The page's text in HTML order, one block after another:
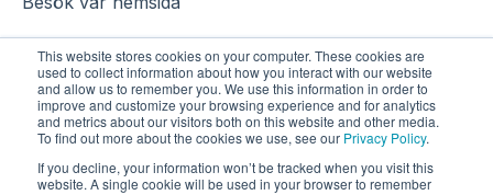
This website stores cookies on your computer. These cookies are
used to collect information about how you interact with our website
and allow us to remember you. We use this information in order to
improve and customize your browsing experience and for analytics
and metrics about our visitors both on this website and other media.
To find out more about the cookies we use, see our Privacy Policy.
If you decline, your information won’t be tracked when you visit this
website. A single cookie will be used in your browser to remember